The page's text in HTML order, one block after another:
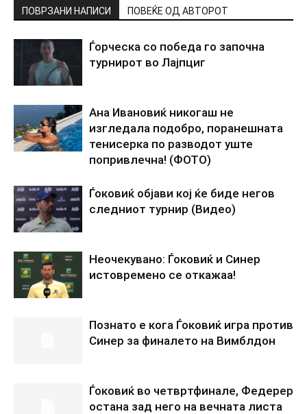
ПОВРЗАНИ НАПИСИ ПОВЕЌЕ ОД АВТОРОТ
Ѓорческа со победа го започна
турнирот во Лајпциг
Ана Ивановиќ никогаш не
изгледала подобро, поранешната
тенисерка по разводот уште
попривлечна! (ФОТО)
Ѓоковиќ објави кој ќе биде негов
следниот турнир (Видео)
Неочекувано: Ѓоковиќ и Синер
истовремено се откажаа!
Познато е кога Ѓоковиќ игра против
Синер за финалето на Вимблдон
Ѓоковиќ во четвртфинале, Федерер
остана зад него на вечната листа